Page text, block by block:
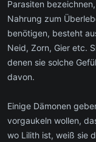
Parasiten
Nahrung zum
benötigen, besteht
Neid, Zorn, Gier etc.
denen sie solche
davon.
Einige Dämonen
vorgaukeln wollen,
wo Lilith ist, weiß sie